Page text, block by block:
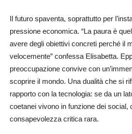
Il futuro spaventa, soprattutto per
pressione economica. “La paura è
avere degli obiettivi concreti perché il
velocemente” confessa Elisabetta.
preoccupazione convive con
scoprire il mondo. Una dualità che si
rapporto con la tecnologia: se da un
coetanei vivono in funzione dei social,
consapevolezza critica rara.